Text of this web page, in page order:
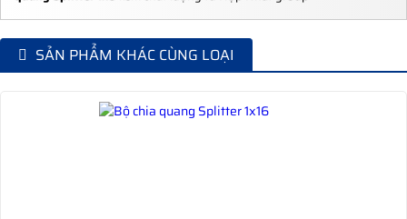
SẢN PHẨM KHÁC CÙNG LOẠI